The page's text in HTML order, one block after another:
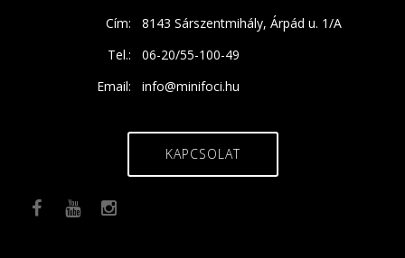
Cím:
8143 Sárszentmihály, Árpád u. 1/A
Tel.:
06-20/55-100-49
Email:
info@minifoci.hu
KAPCSOLAT